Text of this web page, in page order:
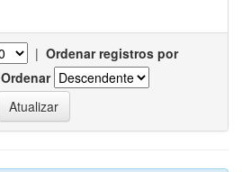
| Ordenar registros por
Ordenar